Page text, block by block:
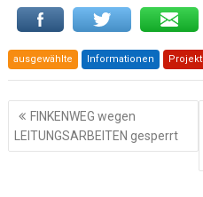
ausgewählte Informationen Projekt
Beitragsnavigation
FINKENWEG wegen
LEITUNGSARBEITEN gesperrt